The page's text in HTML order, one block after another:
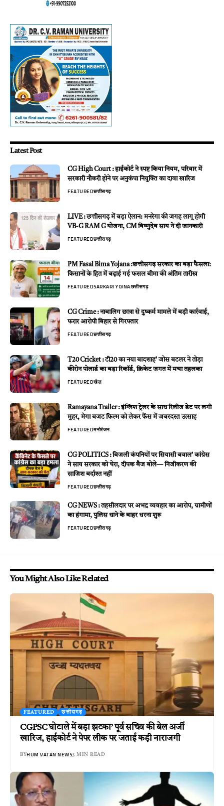
Latest Post
CG High Court : हाईकोर्ट ने स्पष्ट किया नियम, परिवार में
सरकारी नौकरी होने पर अनुकंपा नियुक्ति का दावा खारिज
FEATUREDछत्तीसगढ़
LIVE : छत्तीसगढ़ में बड़ा ऐलान: मनरेगा की जगह लागू होगी
VB-G RAM G योजना, CM विष्णुदेव साय ने दी जानकारी
FEATUREDछत्तीसगढ़
PM Fasal Bima Yojana :छत्तीसगढ़ सरकार का बड़ा फैसला:
किसानों के हित में बढ़ाई गई फसल बीमा की अंतिम तारीख
FEATUREDSARKARI YOJNAछत्तीसगढ़
CG Crime : नाबालिग छात्रा से दुष्कर्म मामले में बड़ी कार्रवाई,
फरार आरोपी बिहार से गिरफ्तार
FEATUREDछत्तीसगढ़
T20 Cricket : टी20 का नया बादशाह’ जोस बटलर ने तोड़ा
कीरोन पोलार्ड का बड़ा रिकॉर्ड, क्रिकेट जगत में मचा तहलका
FEATUREDखेल
Ramayana Trailer : इंग्लिश ट्रेलर के साथ रिलीज डेट पर लगी
मुहर, मेगा बजट फिल्म को लेकर फैंस में जबरदस्त उत्साह
FEATUREDमनोरंजन
CG POLITICS : बिजली कंपनियों पर सियासी बवाल’ कांग्रेस
ने साय सरकार को घेरा, दीपक बैज बोले— निजीकरण की
साजिश बर्दाश्त नहीं
FEATUREDछत्तीसगढ़
CG NEWS : तहसीलदार पर अभद्र व्यवहार का आरोप, ग्रामीणों
का हंगामा, पुलिस थाने के बाहर धरना शुरू
FEATUREDछत्तीसगढ़
You Might Also Like Related
FEATURED छत्तीसगढ़
CGPSC घोटाले में बड़ा झटका’ पूर्व सचिव की बेल अर्जी
खारिज, हाईकोर्ट ने पेपर लीक पर जताई कड़ी नाराजगी
BYHUM VATAN NEWS3 MIN READ